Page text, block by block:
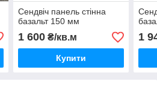
Сендвіч панель стінна
базальт 150 мм
1 600₴/кв.м
Купити
1